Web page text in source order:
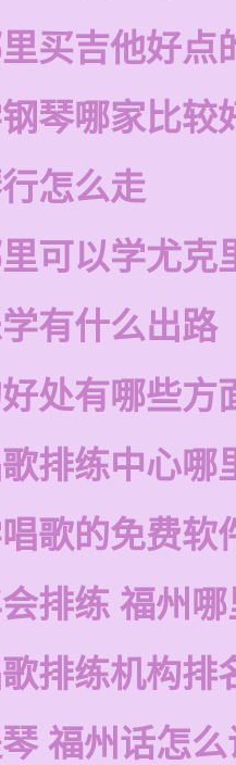
买吉他好点
琴哪家比较
怎么走
可以学尤克
有什么出路
处有哪些方
排练中心哪
歌的免费软
排练 福州
排练机构排
福州话怎